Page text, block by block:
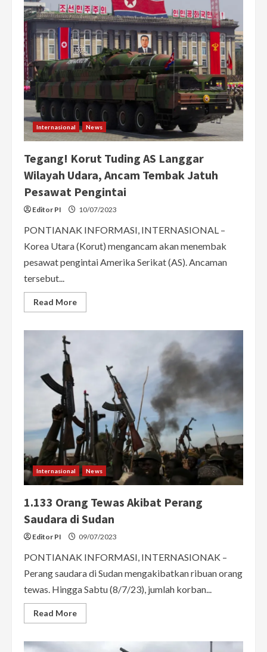
Ukraina
Tak
Lancarkan
Serangan
ke
Rusia,
Putin:
Ada
Tapi
Gagal
Internasional News
Tegang! Korut Tuding AS Langgar
Wilayah Udara, Ancam Tembak Jatuh
Pesawat Pengintai
Editor PI 10/07/2023
PONTIANAK INFORMASI, INTERNASIONAL –
Korea Utara (Korut) mengancam akan menembak
pesawat pengintai Amerika Serikat (AS). Ancaman
tersebut...
Read MoreRead
more
Wilayah
Tembak
Jatuh
Pesawat
Pengintai
Internasional News
1.133 Orang Tewas Akibat Perang
Saudara di Sudan
Editor PI 09/07/2023
PONTIANAK INFORMASI, INTERNASIONAK –
Perang saudara di Sudan mengakibatkan ribuan orang
tewas. Hingga Sabtu (8/7/23), jumlah korban...
Read MoreRead
more